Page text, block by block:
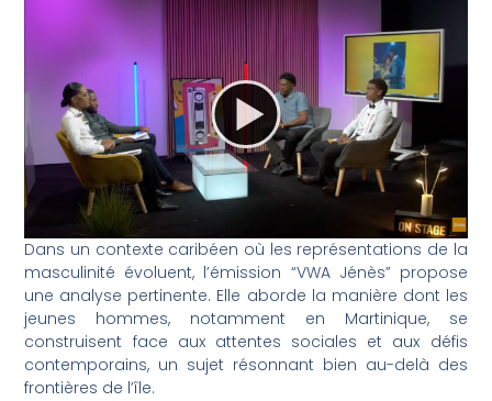
Dans un contexte caribéen où les représentations de la
masculinité évoluent, l’émission “VWA Jénès” propose
une analyse pertinente. Elle aborde la manière dont les
jeunes hommes, notamment en Martinique, se
construisent face aux attentes sociales et aux défis
contemporains, un sujet résonnant bien au-delà des
frontières de l’île.